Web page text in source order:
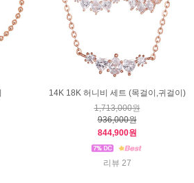
14K 18K 허니비 세트 (목걸이,귀걸이)
1,713,000원
936,000원
844,900원
리뷰 27